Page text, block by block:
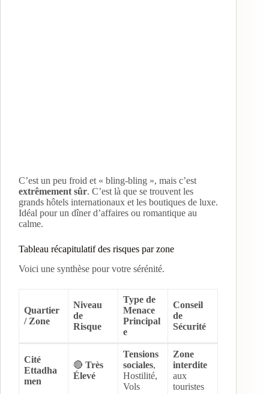
C’est un peu froid et « bling-bling », mais c’est
extrêmement sûr. C’est là que se trouvent les
grands hôtels internationaux et les boutiques de luxe.
Idéal pour un dîner d’affaires ou romantique au
calme.
Tableau récapitulatif des risques par zone
Voici une synthèse pour votre sérénité.
Quartier
/ Zone
Niveau
de
Risque
Type de
Menace
Principal
e
Conseil
de
Sécurité
Cité
Ettadha
men
🔴 Très
Élevé
Tensions
sociales,
Hostilité,
Vols
Zone
interdite
aux
touristes